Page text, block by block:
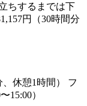
ちするまでは下
円（30時間分
、休憩1時間） フ
15:00）